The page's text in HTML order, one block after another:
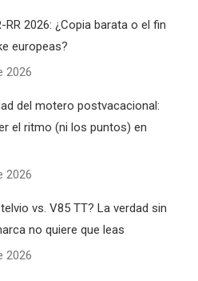
RR 2026: ¿Copia barata o el fin
europeas?
2026
del motero postvacacional:
el ritmo (ni los puntos) en
2026
vs. V85 TT? La verdad sin
no quiere que leas
2026